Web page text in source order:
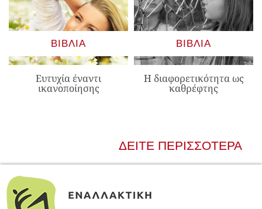
ΒΙΒΛΊΑ
Ευτυχία έναντι
ικανοποίησης
ΒΙΒΛΊΑ
Η διαφορετικότητα ως
καθρέφτης
ΔΕΊΤΕ ΠΕΡΙΣΣΌΤΕΡΑ